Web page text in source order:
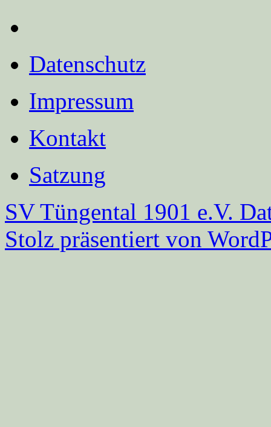
Datenschutz
Impressum
Kontakt
Satzung
SV Tüngental 1901 e.V.
Stolz präsentiert von